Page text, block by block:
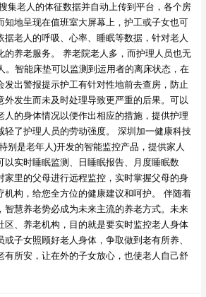
集老人的体征数据并自动上传到平台，各个房
知地呈现在值班室大屏幕上，护工或子女也可
据老人的呼吸、心率、睡眠等数据，针对老人
的养老服务。 养老院老人多，而护理人员也无
。智能床垫可以监测到运用者的离床状态，在
发出警报提示护工有针对性地前去查房，防止
外发生而未及时处理导致更严重的后果。可以
人的身体情况以便作出相应的措施，提供护理
轻了护理人员的劳动强度。 深圳加一健康科技
别是老年人)开发的智能监控产品，提供家人
以实时睡眠监测、日睡眠报告、月度睡眠数
家里的父母进行远程监控，实时掌握父母的身
机构，给您全方位的健康建议和呵护。 伴随着
智慧养老势必成为未来主流的养老方式。未来
区、养老机构，目的就是要实时监控老人身体
子女照顾好老人身体，争取做到老有所养、
有所安，让在外的子女放心，也使老人自己舒